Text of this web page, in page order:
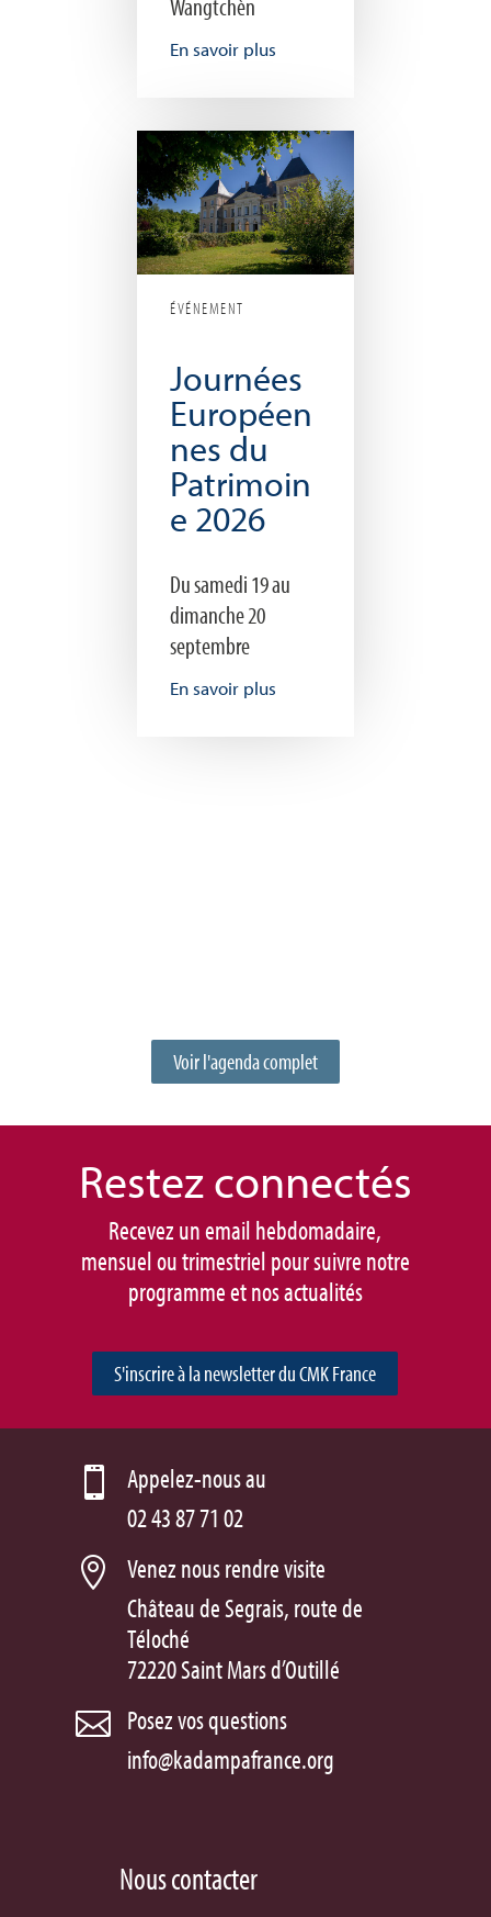
En savoir plus
ÉVÉNEMENT
Journées
Européen
nes du
Patrimoin
e 2026
Du samedi 19 au
dimanche 20
septembre
En savoir plus
Voir l'agenda complet
Restez connectés
Recevez un email hebdomadaire,
mensuel ou trimestriel pour suivre notre
programme et nos actualités
S'inscrire à la newsletter du CMK France

Appelez-nous au
02 43 87 71 02

Venez nous rendre visite
Château de Segrais, route de
Téloché
72220 Saint Mars d’Outillé
 Posez vos questions
info@kadampafrance.org
Nous contacter